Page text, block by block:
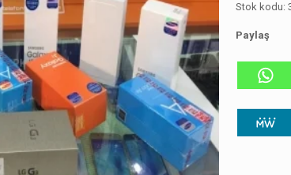
Stok kodu:
Paylaş